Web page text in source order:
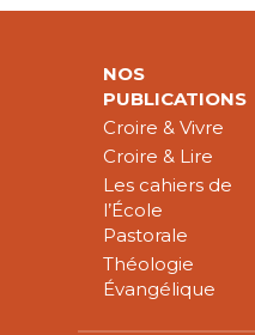
NOS
PUBLICATIONS
Croire & Vivre
Croire & Lire
Les cahiers de
l’École
Pastorale
Théologie
Évangélique